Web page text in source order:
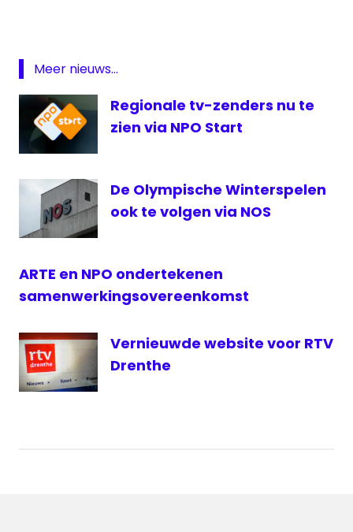
— RPO (@stichtingrpo)
samenwerking
RPO
Meer nieuws...
Regionale tv-zenders nu te
zien via NPO Start
De Olympische Winterspelen
ook te volgen via NOS
ARTE en NPO ondertekenen
samenwerkingsovereenkomst
Vernieuwde website voor RTV
Drenthe